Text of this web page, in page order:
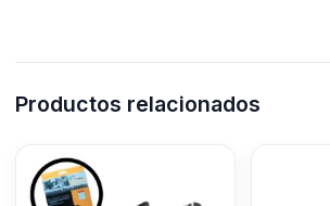
Productos relacionados